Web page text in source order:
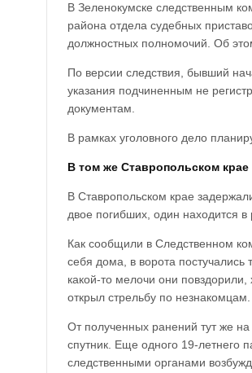
В Зеленокумске следственным
района отдела судебных
должностных полномочий. Об
По версии следствия, бывший
указания подчиненным не
документам.
В рамках уголовного дело
В том же Ставропольском
В Ставропольском крае
двое погибших, один находится в
Как сообщили в Следственном
себя дома, в ворота
какой-то мелочи они
открыл стрельбу по незнакомцам.
От полученных ранений тут же
спутник. Еще одного 19-летнего
следственными органами